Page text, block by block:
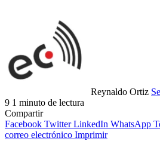
Reynaldo Ortiz
9 1 minuto de lectura
Compartir
Facebook Twitter LinkedIn WhatsApp
correo electrónico Imprimir